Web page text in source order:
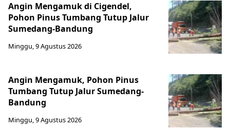
Angin Mengamuk di Cigendel,
Pohon Pinus Tumbang Tutup Jalur
Sumedang-Bandung
Minggu, 9 Agustus 2026
Angin Mengamuk, Pohon Pinus
Tumbang Tutup Jalur Sumedang-
Bandung
Minggu, 9 Agustus 2026